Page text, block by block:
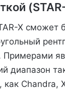
X сможет
Примерами
диапазон
как